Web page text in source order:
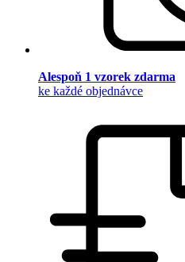
Alespoň 1 vzorek zdarma
ke každé objednávce